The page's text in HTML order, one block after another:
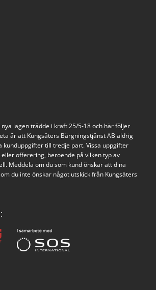
nya lagen trädde i kraft 25/5-18 och här följer
är att Kungsäters Bärgningstjänst AB aldrig
kunduppgifter till tredje part. Vissa uppgifter
offerering, beroende på vilken typ av
Meddela om du som kund önskar att dina
du inte önskar något utskick från Kungsäters